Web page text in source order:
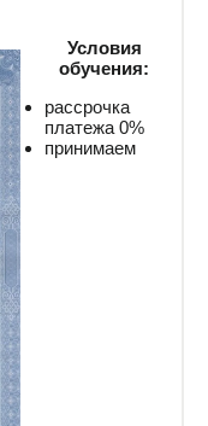
Условия
обучения:
рассрочка
платежа 0%
принимаем